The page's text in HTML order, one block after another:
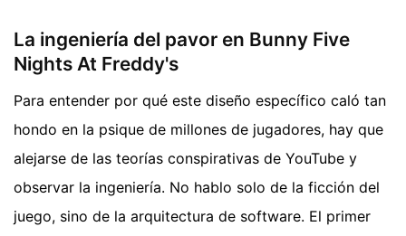
La ingeniería del pavor en Bunny Five
Nights At Freddy's
Para entender por qué este diseño específico caló tan
hondo en la psique de millones de jugadores, hay que
alejarse de las teorías conspirativas de YouTube y
observar la ingeniería. No hablo solo de la ficción del
juego, sino de la arquitectura de software. El primer